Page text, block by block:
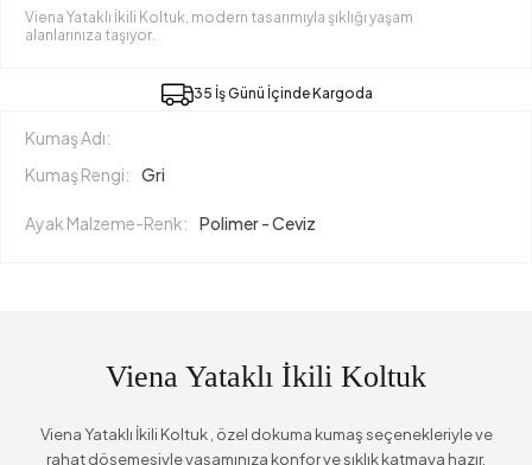
Viena Yataklı İkili Koltuk, modern tasarımıyla şıklığı yaşam
alanlarınıza taşıyor.
35 İş Günü İçinde Kargoda
Kumaş Adı:
Kumaş Rengi:
Gri
Ayak Malzeme-Renk: Polimer - Ceviz
Viena Yataklı İkili Koltuk
Viena Yataklı İkili Koltuk , özel dokuma kumaş seçenekleriyle ve
rahat döşemesiyle yaşamınıza konfor ve şıklık katmaya hazır.